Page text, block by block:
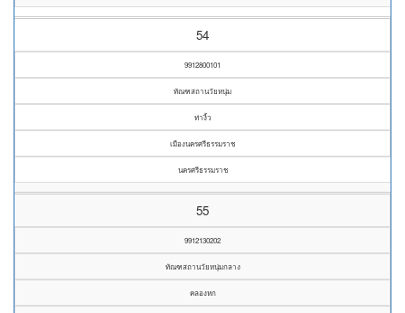
54
9912800101
ทัณฑสถานวัยหนุ่ม
ท่างิ้ว
เมืองนครศรีธรรมราช
นครศรีธรรมราช
55
9912130202
ทัณฑสถานวัยหนุ่มกลาง
คลองหก